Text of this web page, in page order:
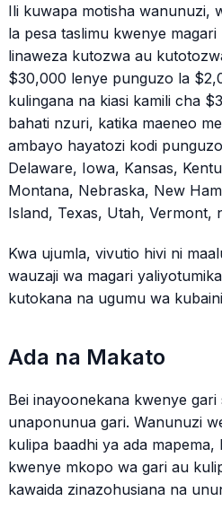
$7,773.90
44 $7,355.62
$6,935.77
46 $6,514.35
$6,091.35
48 $5,666.76
$5,240.57
$4,812.79
$4,383.41
$3,952.41
Ili kuwapa motisha wanunuzi,
la pesa taslimu kwenye
linaweza kutozwa au
$30,000 lenye punguzo la
kulingana na kiasi kamili cha
bahati nzuri, katika maeneo
ambayo hayatozi kodi
Delaware, Iowa, Kansas,
Montana, Nebraska, New
Island, Texas, Utah, Vermont,
Kwa ujumla, vivutio hivi ni
wauzaji wa magari
kutokana na ugumu wa
Ada na Makato
Bei inayoonekana kwenye
unaponunua gari. Wanunuzi
kulipa baadhi ya ada
kwenye mkopo wa gari au
kawaida zinazohusiana na